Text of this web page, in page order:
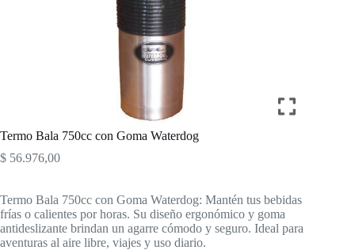
Termo Bala 750cc con Goma Waterdog
$ 56.976,00
Termo Bala 750cc con Goma Waterdog: Mantén tus bebidas
frías o calientes por horas. Su diseño ergonómico y goma
antideslizante brindan un agarre cómodo y seguro. Ideal para
aventuras al aire libre, viajes y uso diario.